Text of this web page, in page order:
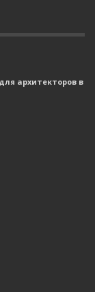
архитекторов в